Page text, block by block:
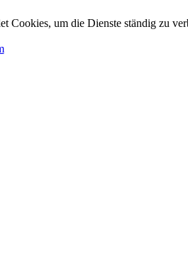
um die Dienste ständig zu